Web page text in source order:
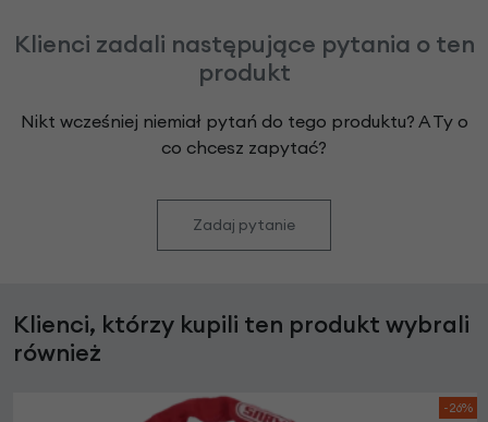
Klienci zadali następujące pytania o ten
produkt
Nikt wcześniej niemiał pytań do tego produktu? A Ty o
co chcesz zapytać?
Zadaj pytanie
Klienci, którzy kupili ten produkt wybrali
również
-26%